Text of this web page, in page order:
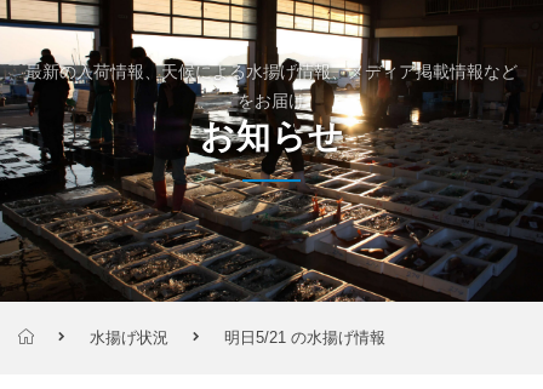
最新の入荷情報、天候による水揚げ情報、メディア掲載情報など
をお届け
お知らせ
水揚げ状況 明日5/21 の水揚げ情報